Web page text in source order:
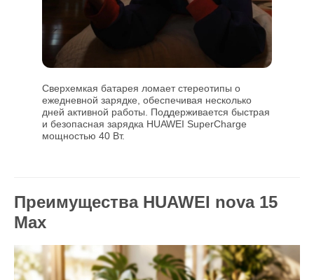
Сверхемкая батарея ломает стереотипы о
ежедневной зарядке, обеспечивая несколько
дней активной работы. Поддерживается быстрая
и безопасная зарядка HUAWEI SuperCharge
мощностью 40 Вт.
Преимущества HUAWEI nova 15
Max